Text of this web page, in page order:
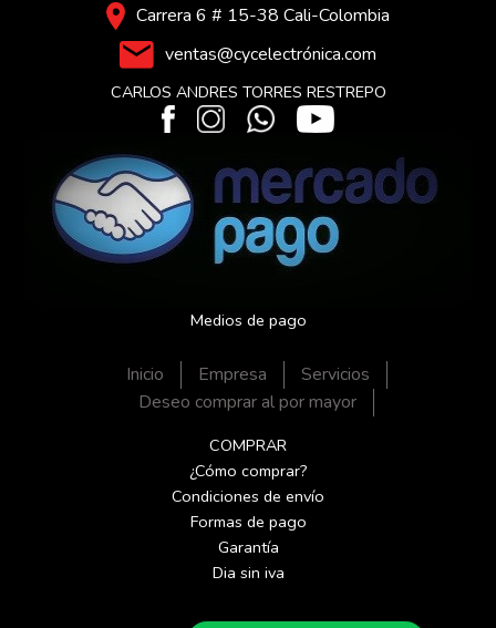
Carrera 6 # 15-38 Cali-Colombia
ventas@cycelectrónica.com
CARLOS ANDRES TORRES RESTREPO
Medios de pago
Inicio Empresa
Servicios
Deseo comprar al por mayor
COMPRAR
¿Cómo comprar?
Condiciones de envío
Formas de pago
Garantía
Dia sin iva